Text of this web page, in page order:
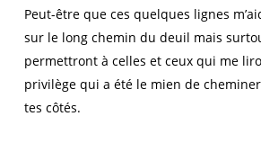
Peut-être que ces quelques lignes
sur le long chemin du deuil mais
permettront à celles et ceux qui me
privilège qui a été le mien de
tes côtés.